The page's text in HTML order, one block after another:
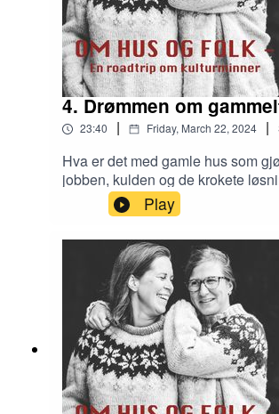
4. Drømmen om
23:40 | Friday, March 22, 2024 |
Hva er det med gamle hus som
jobben, kulden og de krokete
forelsket i gamle hus, og lever
sørlandshus i Arendal. Vi treffer
ut av hva det er med gamle hus
er verdt all jobben.
Play